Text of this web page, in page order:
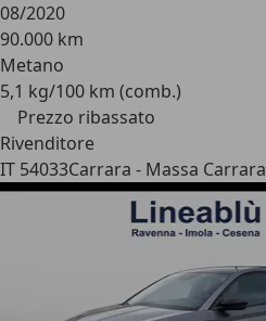
08/2020
90.000 km
Metano
5,1 kg/100 km (comb.)
Prezzo ribassato
Rivenditore
IT 54033Carrara - Massa Carrara